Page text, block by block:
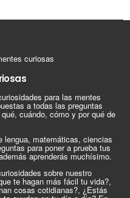
para las mentes
a todas las preguntas
cuándo, cómo y por qué de
lengua, matemáticas, ciencias
para poner a prueba tus
aprenderás muchísimo.
sobre nuestro
te hagan más fácil tu vida?,
cosas cotidianas?, ¿Estás